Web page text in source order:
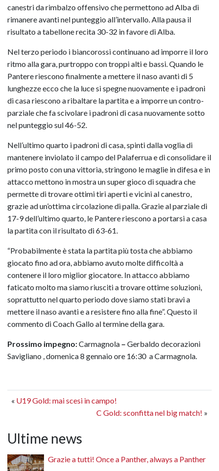
canestri da rimbalzo offensivo che permettono ad Alba di
rimanere avanti nel punteggio all’intervallo. Alla pausa il
risultato a tabellone recita 30-32 in favore di Alba.
Nel terzo periodo i biancorossi continuano ad imporre il loro
ritmo alla gara, purtroppo con troppi alti e bassi. Quando le
Pantere riescono finalmente a mettere il naso avanti di 5
lunghezze ecco che la luce si spegne nuovamente e i padroni
di casa riescono a ribaltare la partita e a imporre un contro-
parziale che fa scivolare i padroni di casa nuovamente sotto
nel punteggio sul 46-52.
Nell’ultimo quarto i padroni di casa, spinti dalla voglia di
mantenere inviolato il campo del Palaferrua e di consolidare il
primo posto con una vittoria, stringono le maglie in difesa e in
attacco mettono in mostra un super gioco di squadra che
permette di trovare ottimi tiri aperti e vicini al canestro,
grazie ad un’ottima circolazione di palla. Grazie al parziale di
17-9 dell’ultimo quarto, le Pantere riescono a portarsi a casa
la partita con il risultato di 63-61.
“Probabilmente è stata la partita più tosta che abbiamo
giocato fino ad ora, abbiamo avuto molte difficoltà a
contenere il loro miglior giocatore. In attacco abbiamo
faticato molto ma siamo riusciti a trovare ottime soluzioni,
soprattutto nel quarto periodo dove siamo stati bravi a
mettere il naso avanti e a resistere fino alla fine”. Questo il
commento di Coach Gallo al termine della gara.
Prossimo impegno:Carmagnola – Gerbaldo decorazioni
Savigliano , domenica 8 gennaio ore 16:30 a Carmagnola.
« U19 Gold: mai scesi in campo!
C Gold: sconfitta nel big match! »
Ultime news
Grazie a tutti! Once a Panther, always a Panther